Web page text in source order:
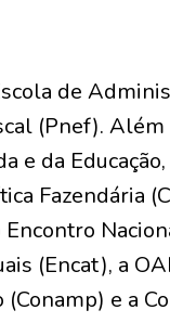
de
(Pnef).
e da
Fazendária
(Encat), a
e a